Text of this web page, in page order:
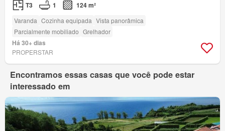
T3 1 124 m²
Varanda Cozinha equipada Vista panorâmica
Parcialmente mobiliado Grelhador
Há 30+ dias
PROPERSTAR
Encontramos essas casas que você pode estar
interessado em